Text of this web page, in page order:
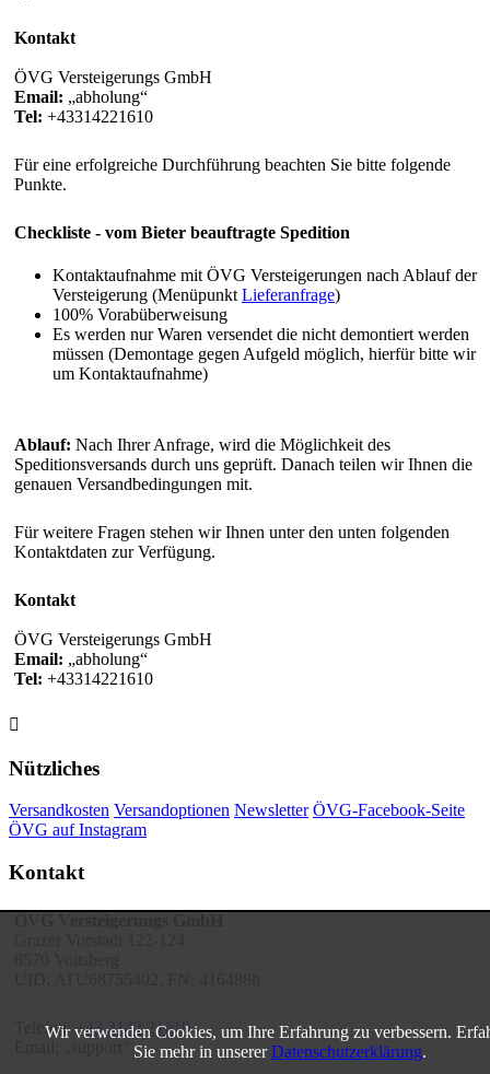
Wir verwenden Cookies, um Ihre Erfahrung zu verbessern.
Sie mehr in unsererDatenschutzerklärung.
Kontakt
ÖVG Versteigerungs GmbH
Email:
abholung
Tel: +43314221610
Für eine erfolgreiche Durchführung beachten Sie bitte folgende
Punkte.
Checkliste - vom Bieter beauftragte Spedition
Kontaktaufnahme mit ÖVG Versteigerungen nach Ablauf der
Versteigerung (Menüpunkt Lieferanfrage)
100% Vorabüberweisung
Es werden nur Waren versendet die nicht demontiert werden
müssen (Demontage gegen Aufgeld möglich, hierfür bitte wir
um Kontaktaufnahme)
Ablauf: Nach Ihrer Anfrage, wird die Möglichkeit des
Speditionsversands durch uns geprüft. Danach teilen wir Ihnen die
genauen Versandbedingungen mit.
Für weitere Fragen stehen wir Ihnen unter den unten folgenden
Kontaktdaten zur Verfügung.
Kontakt
ÖVG Versteigerungs GmbH
Email:
abholung
Tel: +43314221610

Nützliches
Versandkosten Versandoptionen Newsletter ÖVG-Facebook-Seite
ÖVG auf Instagram
Kontakt
Telefon:+43 3142 21610